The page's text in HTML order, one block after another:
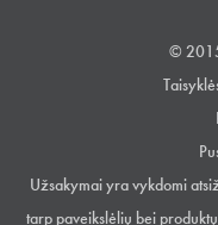
©
Užsakymai yra vykdomi
tarp paveikslėlių bei